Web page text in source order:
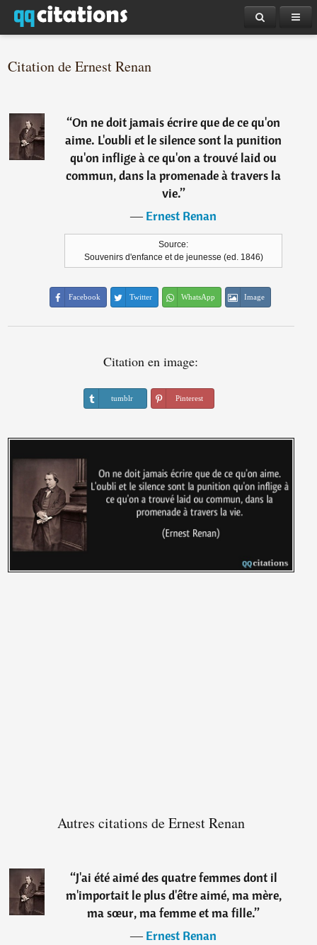
Citation de Ernest Renan
“On ne doit jamais écrire que de ce qu'on
aime. L'oubli et le silence sont la punition
qu'on inflige à ce qu'on a trouvé laid ou
commun, dans la promenade à travers la
vie.”
―Ernest Renan
Source:
Souvenirs d'enfance et de jeunesse (ed. 1846)
Facebook Twitter WhatsApp Image
Citation en image:
tumblr Pinterest
Autres citations de Ernest Renan
“J'ai été aimé des quatre femmes dont il
m'importait le plus d'être aimé, ma mère,
ma sœur, ma femme et ma fille.”
―Ernest Renan